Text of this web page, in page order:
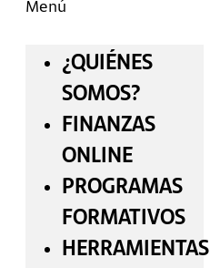
Menú
¿QUIÉNES
SOMOS?
FINANZAS
ONLINE
PROGRAMAS
FORMATIVOS
HERRAMIENTAS